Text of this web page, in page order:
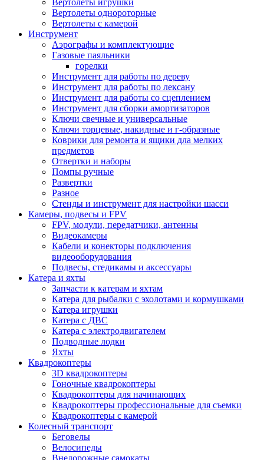
Вертолеты игрушки
Вертолеты однороторные
Вертолеты с камерой
Инструмент
Аэрографы и комплектующие
Газовые паяльники
горелки
Инструмент для работы по дереву
Инструмент для работы по лексану
Инструмент для работы со сцеплением
Инструмент для сборки амортизаторов
Ключи свечные и универсальные
Ключи торцевые, накидные и г-образные
Коврики для ремонта и ящики дла мелких
предметов
Отвертки и наборы
Помпы ручные
Развертки
Разное
Стенды и инструмент для настройки шасси
Камеры, подвесы и FPV
FPV, модули, передатчики, антенны
Видеокамеры
Кабели и конекторы подключения
видеооборудования
Подвесы, стедикамы и аксессуары
Катера и яхты
Запчасти к катерам и яхтам
Катера для рыбалки с эхолотами и кормушками
Катера игрушки
Катера с ДВС
Катера с электродвигателем
Подводные лодки
Яхты
Квадрокоптеры
3D квадрокоптеры
Гоночные квадрокоптеры
Квадрокоптеры для начинающих
Квадрокоптеры профессиональные для съемки
Квадрокоптеры с камерой
Колесный транспорт
Беговелы
Велосипеды
Внедорожные самокаты